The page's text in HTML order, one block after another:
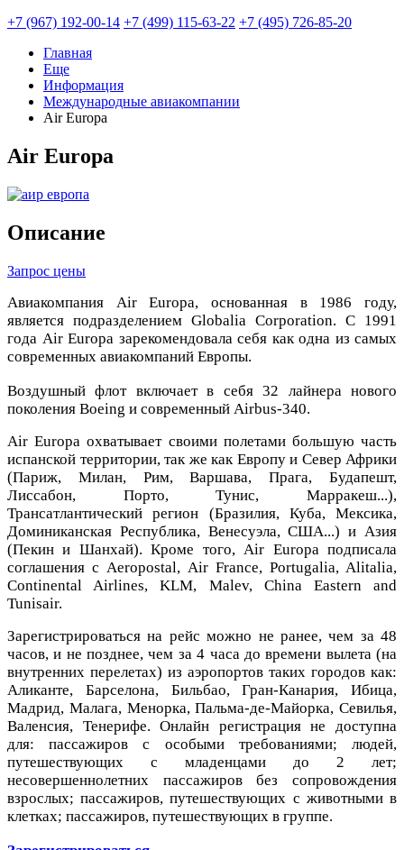
+7 (967) 192-00-14 +7 (499) 115-63-22 +7 (495) 726-85-20
Главная
Еще
Информация
Международные авиакомпании
Air Europa
Air Europa
Описание
Запрос цены
Авиакомпания Air Europa, основанная в 1986 году,
является подразделением Globalia Corporation. С 1991
года Air Europa зарекомендовала себя как одна из самых
современных авиакомпаний Европы.
Воздушный флот включает в себя 32 лайнера нового
поколения Boeing и современный Airbus-340.
Air Europa охватывает своими полетами большую часть
испанской территории, так же как Европу и Север Африки
(Париж, Милан, Рим, Варшава, Прага, Будапешт,
Лиссабон, Порто, Тунис, Марракеш...),
Трансатлантический регион (Бразилия, Куба, Мексика,
Доминиканская Республика, Венесуэла, США...) и Азия
(Пекин и Шанхай). Кроме того, Air Europa подписала
соглашения с Aeropostal, Air France, Portugalia, Alitalia,
Continental Airlines, KLM, Malev, China Eastern and
Tunisair.
Зарегистрироваться на рейс можно не ранее, чем за 48
часов, и не позднее, чем за 4 часа до времени вылета (на
внутренних перелетах) из аэропортов таких городов как:
Аликанте, Барселона, Бильбао, Гран-Канария, Ибица,
Мадрид, Малага, Менорка, Пальма-де-Майорка, Севилья,
Валенсия, Тенерифе. Онлайн регистрация не доступна
для: пассажиров с особыми требованиями; людей,
путешествующих с младенцами до 2 лет;
несовершеннолетних пассажиров без сопровождения
взрослых; пассажиров, путешествующих с животными в
клетках; пассажиров, путешествующих в группе.